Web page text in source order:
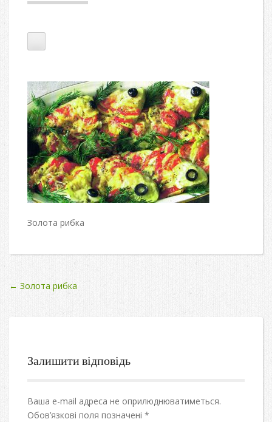
Золота рибка
Post
navigation
← Золота рибка
Залишити відповідь
Ваша e-mail адреса не оприлюднюватиметься.
Обов’язкові поля позначені *